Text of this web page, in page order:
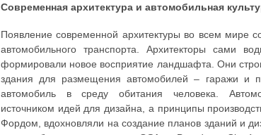
Современная архитектура и автомобильная
Появление современной архитектуры во всем мире
автомобильного транспорта. Архитекторы сами
формировали новое восприятие ландшафта. Они
здания для размещения автомобилей – гаражи и
автомобиль в среду обитания человека.
источником идей для дизайна, а принципы
Фордом, вдохновляли на создание планов зданий и